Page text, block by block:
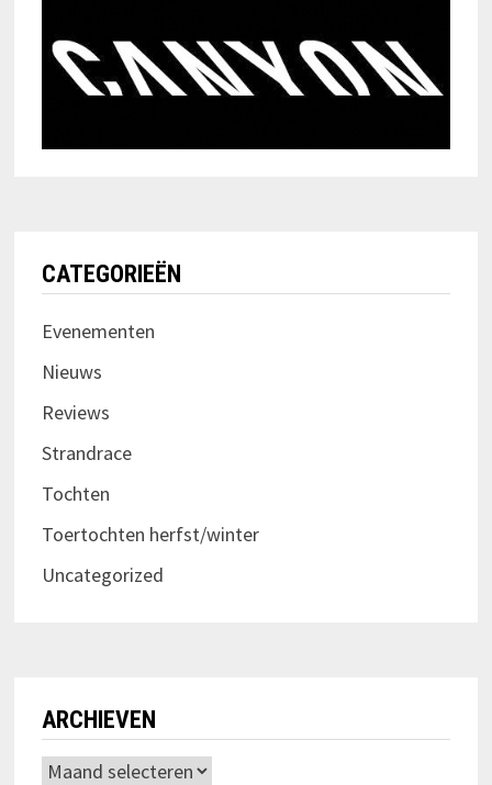
CATEGORIEËN
Evenementen
Nieuws
Reviews
Strandrace
Tochten
Toertochten herfst/winter
Uncategorized
ARCHIEVEN
Archieven